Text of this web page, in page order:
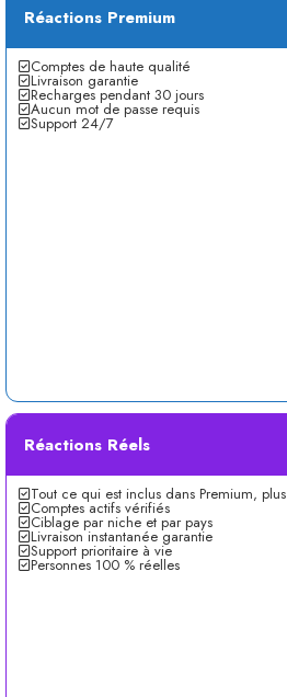
Réactions Premium
Comptes de haute qualité
Livraison garantie
Recharges pendant 30 jours
Aucun mot de passe requis
Support 24/7
Réactions Réels
Tout ce qui est inclus dans Premium, plus
Comptes actifs vérifiés
Ciblage par niche et par pays
Livraison instantanée garantie
Support prioritaire à vie
Personnes 100 % réelles